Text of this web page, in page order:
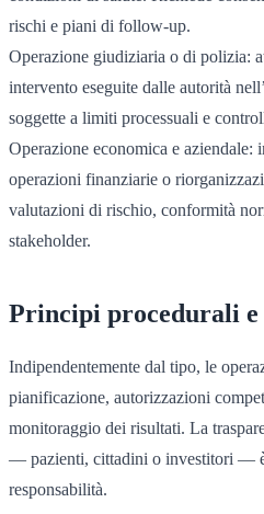
rischi e piani di follow-up.
Operazione giudiziaria o di polizia:
intervento eseguite dalle autorità
soggette a limiti processuali e
Operazione economica e aziendale:
operazioni finanziarie o
valutazioni di rischio, conformità
stakeholder.
Principi procedurali e
Indipendentemente dal tipo, le
pianificazione, autorizzazioni
monitoraggio dei risultati. La
— pazienti, cittadini o investitori —
responsabilità.